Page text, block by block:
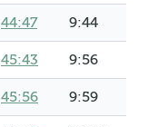
44:47 9:44
45:43 9:56
45:56 9:59